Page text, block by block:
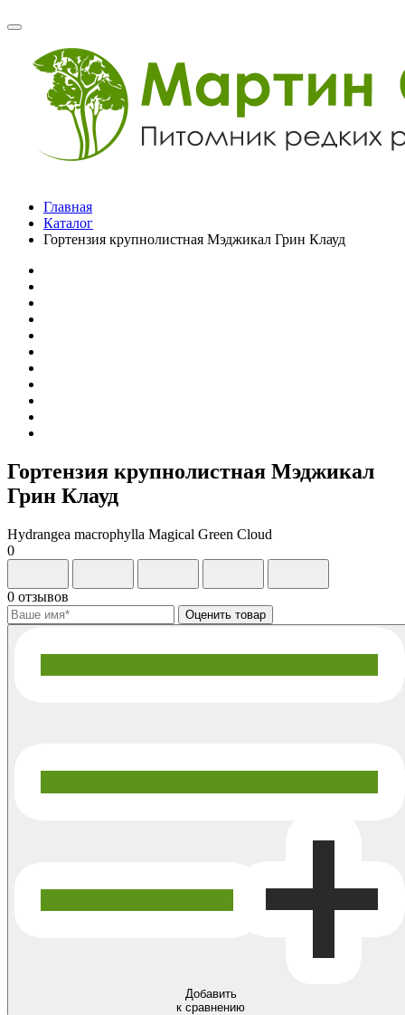
Главная
Каталог
Гортензия крупнолистная Мэджикал Грин Клауд
Гортензия крупнолистная Мэджикал
Грин Клауд
Hydrangea macrophylla Magical Green Cloud
0
0 отзывов
Добавить
к сравнению